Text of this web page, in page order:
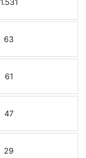
1.531
63
61
47
29